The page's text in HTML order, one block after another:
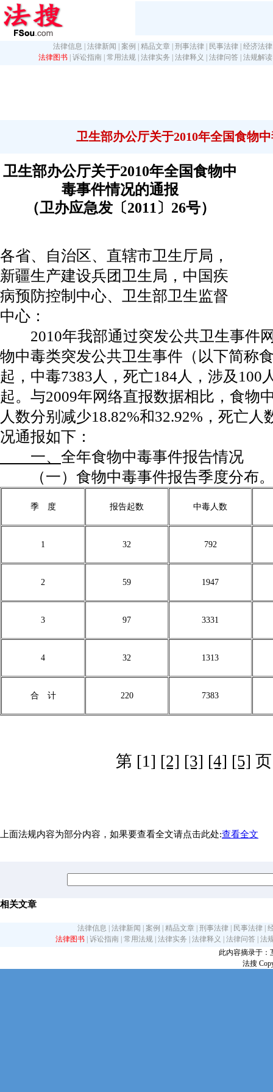
法律信息 法律新闻 案例 精品文章 刑事法律 民事法律 经济法律
法律图书 诉讼指南 常用法规 法律实务 法律释义 法律问答 法规解读
卫生部办公厅关于2010年全国食物
卫生部办公厅关于2010年全国食物中
毒事件情况的通报
（卫办应急发〔2011〕26号）
各省、自治区、直辖市卫生厅局，
新疆生产建设兵团卫生局，中国疾
病预防控制中心、卫生部卫生监督
中心：
2010年我部通过突发公共卫生事件
物中毒类突发公共卫生事件（以下简称
起，中毒7383人，死亡184人，涉及100
起。与2009年网络直报数据相比，食物
人数分别减少18.82%和32.92%，死亡
况通报如下：
一、 全年食物中毒事件报告情况
（一）食物中毒事件报告季度分布
季 度 报告起数 中毒人数
1 32 792
2 59 1947
3 97 3331
4 32 1313
合 计 220 7383
第 [1] [2] [3] [4] [5]
上面法规内容为部分内容，如果要查看全文请点击此处:查看全文
相关文章
法律信息 法律新闻 案例 精品文章 刑事法律 民事法律
法律图书 诉讼指南 常用法规 法律实务 法律释义 法律问答
法
此内容摘录于：
法搜